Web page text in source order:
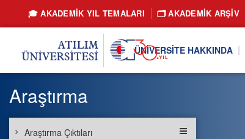
🎓 AKADEMİK YIL TEMALARI 🗂️ AKADEMIK ARŞIV
ÜNIVERSITE HAKKINDA
Araştırma
Araştırma Çıktıları